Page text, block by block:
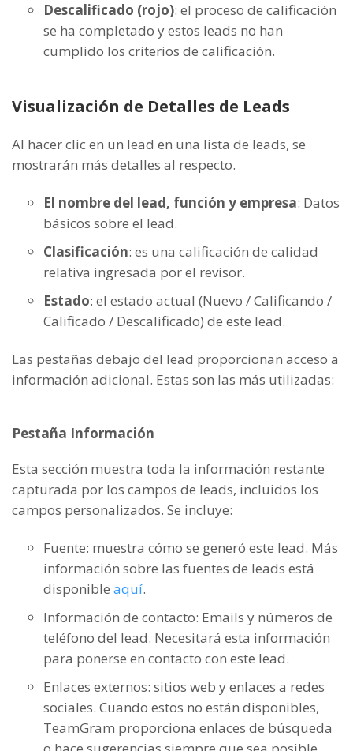
Descalificado (rojo): el proceso de calificación
se ha completado y estos leads no han
cumplido los criterios de calificación.
Visualización de Detalles de Leads
Al hacer clic en un lead en una lista de leads, se
mostrarán más detalles al respecto.
El nombre del lead, función y empresa: Datos
básicos sobre el lead.
Clasificación: es una calificación de calidad
relativa ingresada por el revisor.
Estado: el estado actual (Nuevo / Calificando /
Calificado / Descalificado) de este lead.
Las pestañas debajo del lead proporcionan acceso a
información adicional. Estas son las más utilizadas:
Pestaña Información
Esta sección muestra toda la información restante
capturada por los campos de leads, incluidos los
campos personalizados. Se incluye:
Fuente: muestra cómo se generó este lead. Más
información sobre las fuentes de leads está
disponible aquí.
Información de contacto: Emails y números de
teléfono del lead. Necesitará esta información
para ponerse en contacto con este lead.
Enlaces externos: sitios web y enlaces a redes
sociales. Cuando estos no están disponibles,
TeamGram proporciona enlaces de búsqueda